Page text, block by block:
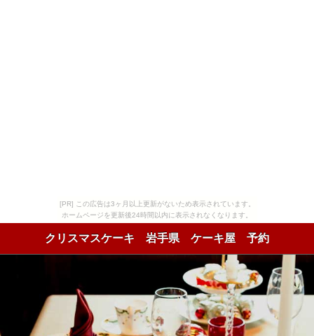
[PR] この広告は3ヶ月以上更新がないため表示されています。
ホームページを更新後24時間以内に表示されなくなります。
クリスマスケーキ 岩手県 ケーキ屋 予約